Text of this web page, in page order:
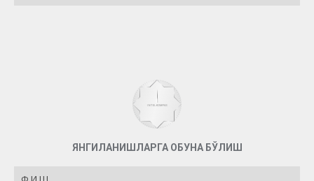
ЯНГИЛАНИШЛАРГА ОБУНА БЎЛИШ